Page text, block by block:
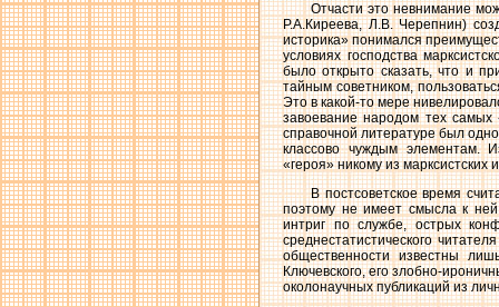
Отчасти это невнимание
Р.А.Киреева, Л.В. Черепнин)
историка» понимался
условиях господства
было открыто сказать, что и
тайным советником,
Это в какой-то мере
завоевание народом тех самых
справочной литературе был
классово чуждым элементам.
«героя» никому из марксистских
В постсоветское время
поэтому не имеет смысла к
интриг по службе, острых
среднестатистического
общественности известны
Ключевского, его злобно-
околонаучных публикаций из